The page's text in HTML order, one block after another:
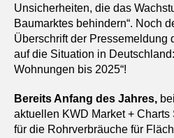
Unsicherheiten, die das
Baumarktes behindern“. Noch
Überschrift der Pressemeldung
auf die Situation in
Wohnungen bis 2025“!
Bereits Anfang des Jahres,
aktuellen KWD Market +
für die Rohrverbräuche für